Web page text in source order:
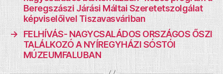
Beregszászi Járási Máltai Szeretetszolgálat
képviselőivel Tiszavasváriban
→ FELHÍVÁS- NAGYCSALÁDOS ORSZÁGOS ŐSZI
TALÁLKOZÓ A NYÍREGYHÁZI SÓSTÓI
MÚZEUMFALUBAN